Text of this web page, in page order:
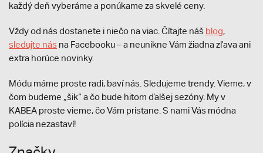
každý deň vyberáme a ponúkame za skvelé ceny.
Vždy od nás dostanete i niečo na viac. Čítajte náš blog,
sledujte nás na Facebooku – a neunikne Vám žiadna zľava ani
extra horúce novinky.
Módu máme proste radi, baví nás. Sledujeme trendy. Vieme, v
čom budeme „šik“ a čo bude hitom ďalšej sezóny. My v
KABEA proste vieme, čo Vám pristane. S nami Vás módna
polícia nezastaví!